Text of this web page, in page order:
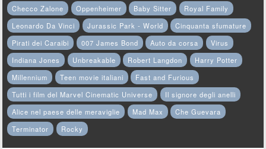
Checco Zalone
Oppenheimer Baby Sitter
Royal Family
Leonardo Da Vinci
Jurassic Park - World
Cinquanta sfumature
Pirati dei Caraibi
007 James Bond Auto da corsa
Virus
Indiana Jones
Unbreakable Robert Langdon
Harry Potter
Millennium
Teen movie italiani
Fast and Furious
Tutti i film del Marvel Cinematic Universe
Il signore degli anelli
Alice nel paese delle meraviglie
Mad Max
Che Guevara
Terminator
Rocky